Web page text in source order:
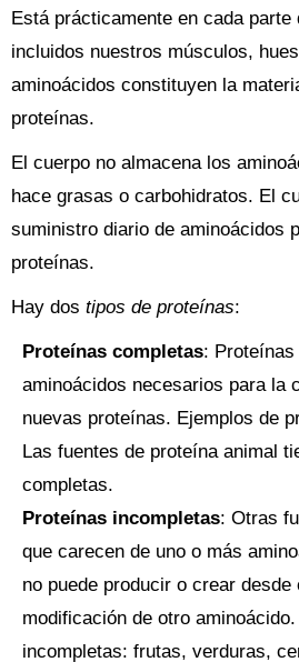
Está prácticamente en cada parte
incluidos nuestros músculos,
aminoácidos constituyen la
proteínas.
El cuerpo no almacena los
hace grasas o carbohidratos. El
suministro diario de aminoácidos
proteínas.
Hay dos tipos de proteínas:
Proteínas completas:
aminoácidos necesarios para la
nuevas proteínas. Ejemplos de
Las fuentes de proteína animal
completas.
Proteínas incompletas: Otras
que carecen de uno o más
no puede producir o crear desde
modificación de otro
incompletas: frutas, verduras,